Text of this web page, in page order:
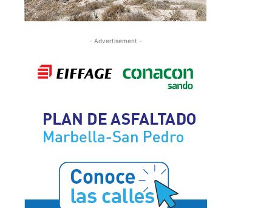
- Advertisement -